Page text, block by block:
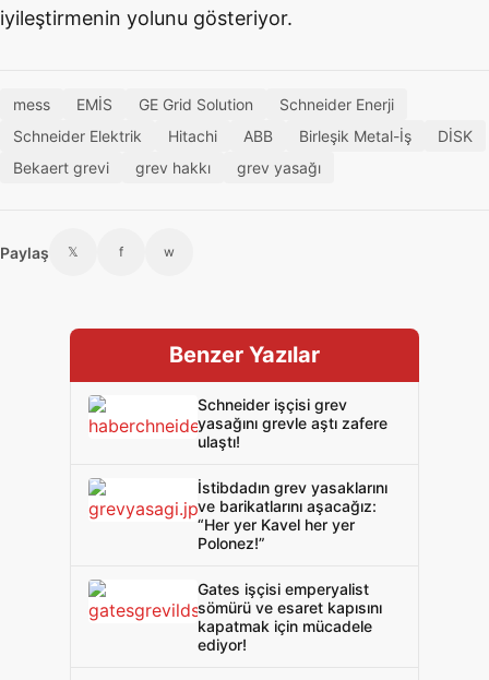
iyileştirmenin yolunu gösteriyor.
mess EMİS GE Grid Solution
Schneider Enerji
Schneider Elektrik
Hitachi ABB Birleşik Metal-İş
DİSK
Bekaert grevi
grev hakkı grev yasağı
Paylaş 𝕏 f w
Benzer Yazılar
Schneider işçisi grev
yasağını grevle aştı zafere
ulaştı!
İstibdadın grev yasaklarını
ve barikatlarını aşacağız:
“Her yer Kavel her yer
Polonez!”
Gates işçisi emperyalist
sömürü ve esaret kapısını
kapatmak için mücadele
ediyor!